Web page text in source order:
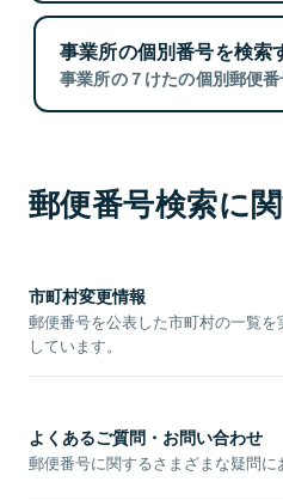
事業所の個別番号を検索
事業所の７けたの個別郵便番
郵便番号検索に
市町村変更情報
郵便番号を公表した市町村の一覧
しています。
よくあるご質問・お問い合わせ
郵便番号に関するさまざまな疑問に